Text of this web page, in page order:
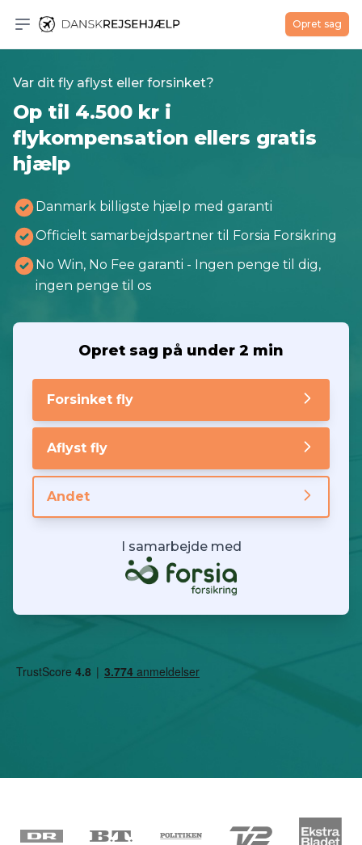
Åben menu
Dansk Rejsehjælp Opret sag
Var dit fly aflyst eller forsinket?
Op til 4.500 kr i
flykompensation ellers gratis
hjælp
Danmark billigste hjælp med garanti
Officielt samarbejdspartner til Forsia Forsikring
No Win, No Fee garanti - Ingen penge til dig,
ingen penge til os
Opret sag på under 2 min
Forsinket fly
Aflyst fly
Andet
I samarbejde med